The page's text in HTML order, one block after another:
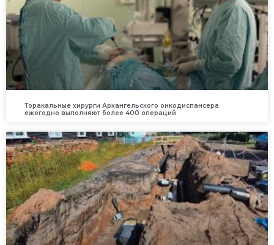
Торакальные хирурги Архангельского онкодиспансера
ежегодно выполняют более 400 операций